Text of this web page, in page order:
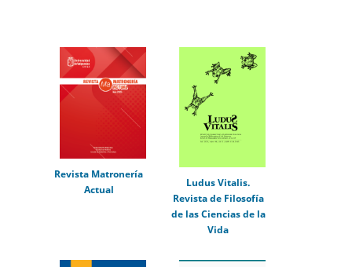
Revista Matronería
Actual
Ludus Vitalis.
Revista de Filosofía
de las Ciencias de la
Vida